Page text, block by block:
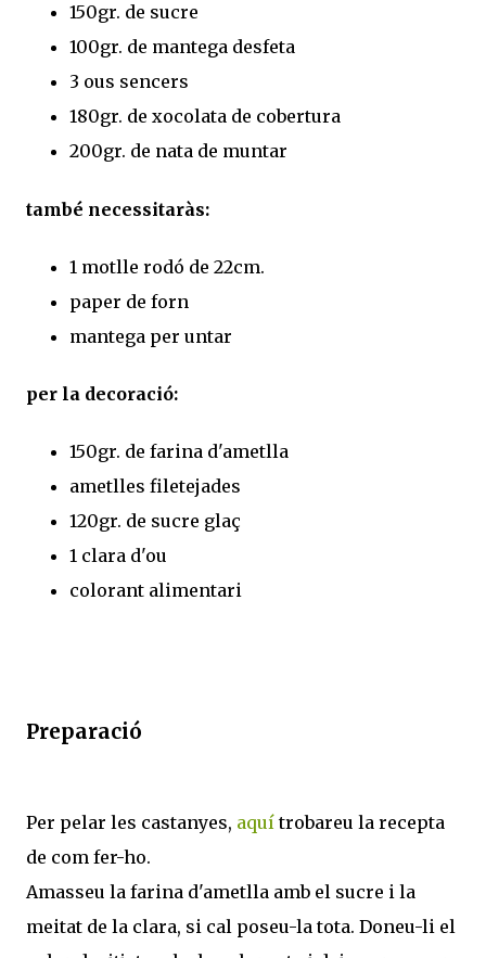
150gr. de sucre
100gr. de mantega desfeta
3 ous sencers
180gr. de xocolata de cobertura
200gr. de nata de muntar
també necessitaràs:
1 motlle rodó de 22cm.
paper de forn
mantega per untar
per la decoració:
150gr. de farina d'ametlla
ametlles filetejades
120gr. de sucre glaç
1 clara d'ou
colorant alimentari
Preparació
Per pelar les castanyes, aquítrobareu la recepta
de com fer-ho.
Amasseu la farina d'ametlla amb el sucre i la
meitat de la clara, si cal poseu-la tota. Doneu-li el